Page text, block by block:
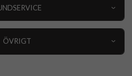
ÖVRIGT